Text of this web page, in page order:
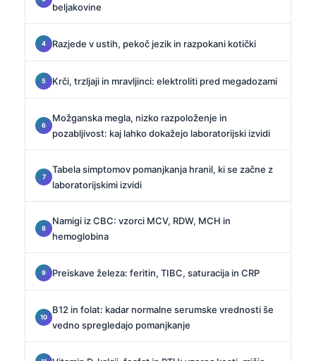
beljakovine
Razjede v ustih, pekoč jezik in razpokani kotički
Krči, trzljaji in mravljinci: elektroliti pred megadozami
Možganska megla, nizko razpoloženje in
pozabljivost: kaj lahko dokažejo laboratorijski izvidi
Tabela simptomov pomanjkanja hranil, ki se začne z
laboratorijskimi izvidi
Namigi iz CBC: vzorci MCV, RDW, MCH in
hemoglobina
Preiskave železa: feritin, TIBC, saturacija in CRP
B12 in folat: kadar normalne serumske vrednosti še
vedno spregledajo pomanjkanje